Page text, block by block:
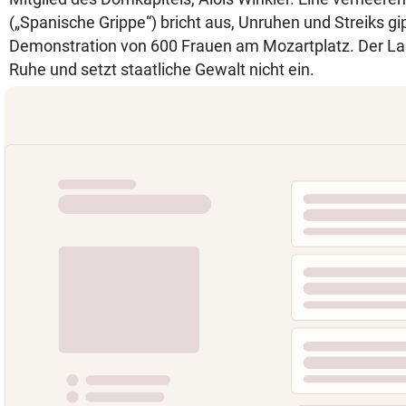
(„Spanische Grippe“) bricht aus, Unruhen und Streiks
Demonstration von 600 Frauen am Mozartplatz. Der
Ruhe und setzt staatliche Gewalt nicht ein.